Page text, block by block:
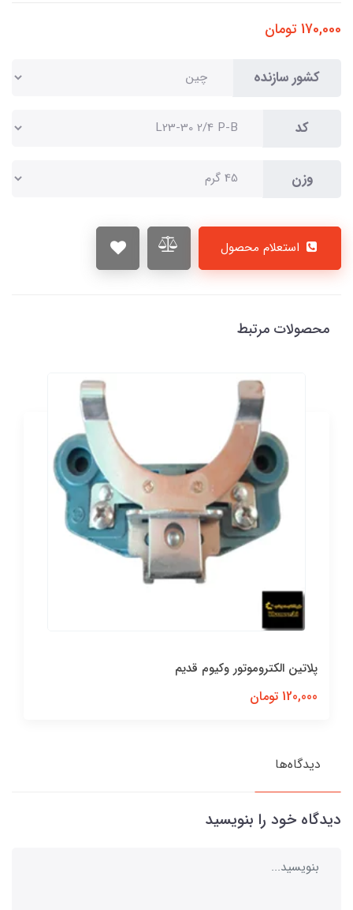
170,000 تومان
کشور سازنده
کد
وزن
محصولات مرتبط
پلاتین الکتروموتور وکیوم قدیم
120,000 تومان
دیدگاه‌ها
دیدگاه خود را بنویسید